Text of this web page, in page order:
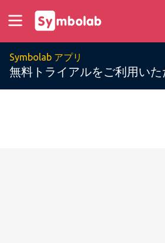
Symbolab アプリ
無料トライアルをご利用いた